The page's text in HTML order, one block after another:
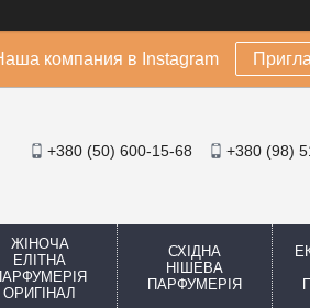
компания в Instagram
+380 (50) 600-15-68 +380 (98)
ЖІНОЧА
ЕЛІТНА
ОРИГІНАЛ
СХІДНА
НІШЕВА
ПАРФУМЕРІЯ